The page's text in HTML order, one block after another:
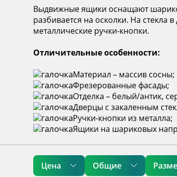
Выдвижные ящики оснащают
разбивается на осколки. На стекла
металлические ручки-кнопки.
Отличительные особенности:
Материал – массив сосны;
Фрезерованные фасады;
Отделка – белый/антик,
Дверцы с закаленным
Ручки-кнопки из металла;
Ящики на шариковых
Цена Общие